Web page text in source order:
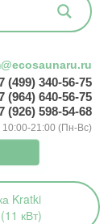
(499) 340-56-75
(964) 640-56-75
(926) 598-54-68
10:00-21:00 (Пн-Вс)
Kratki
кВт)